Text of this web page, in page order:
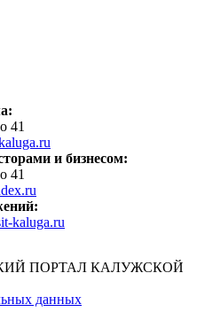
41
и бизнесом:
41
kaluga.ru
ПОРТАЛ КАЛУЖСКОЙ
данных